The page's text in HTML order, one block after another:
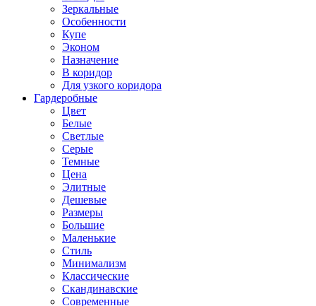
Зеркальные
Особенности
Купе
Эконом
Назначение
В коридор
Для узкого коридора
Гардеробные
Цвет
Белые
Светлые
Серые
Темные
Цена
Элитные
Дешевые
Размеры
Большие
Маленькие
Стиль
Минимализм
Классические
Скандинавские
Современные